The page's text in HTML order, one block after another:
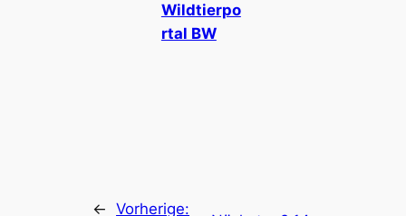
Wildtierpo
rtal BW
← Vorherige: